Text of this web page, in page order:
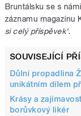
Bruntálsku se s
záznamu magazínu
si celý příspěvek‘.
SOUVISEJÍCÍ
Důlní propadlina
unikátním dílem
Krásy a
borůvkový likér